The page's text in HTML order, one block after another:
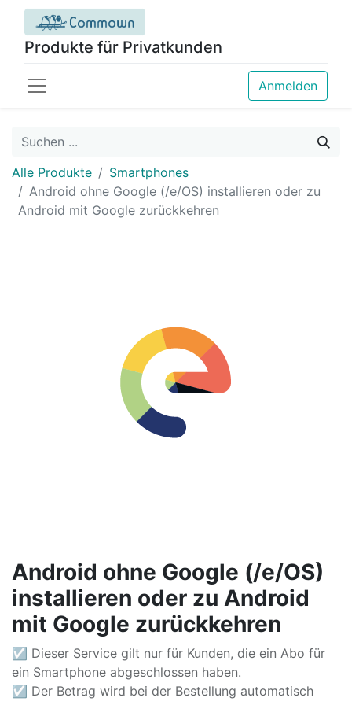
Produkte für Privatkunden
Anmelden
Alle Produkte
Smartphones
Android ohne Google (/e/OS) installieren oder zu
Android mit Google zurückkehren
Android ohne Google (/e/OS)
installieren oder zu Android
mit Google zurückkehren
☑ Dieser Service gilt nur für Kunden, die ein Abo für
ein Smartphone abgeschlossen haben.
☑ Der Betrag wird bei der Bestellung automatisch